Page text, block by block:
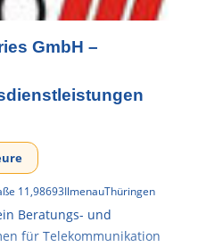
GmbH –
11,98693IlmenauThüringen
Beratungs- und
für Telekommunikation